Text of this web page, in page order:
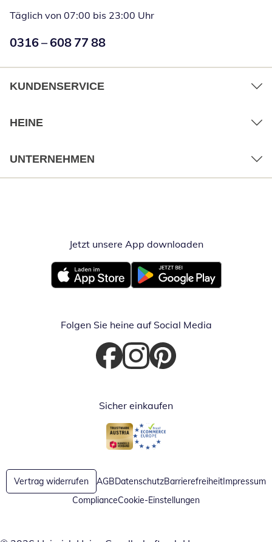
Täglich von 07:00 bis 23:00 Uhr
Numéro de téléphone:
0316 – 608 77 88
KUNDENSERVICE
HEINE
UNTERNEHMEN
Jetzt unsere App downloadenÖffnet in
Öffnet in neuem FensterÖffnet in neuem Fenster
Folgen Sie heine auf Social Media
Öffnet in neuem Fenster
Öffnet in neuem Fenster
Öffnet in neuem Fenster
Sicher einkaufen
Öffnet in neuem Fenster
Öffnet in neuem Fenster
Vertrag widerrufen AGBDatenschutzBarrierefreiheitImpressum
ComplianceCookie-Einstellungen